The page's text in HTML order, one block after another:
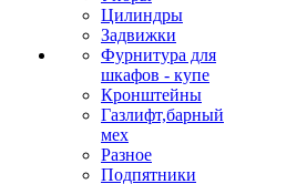
Цилиндры
Задвижки
Фурнитура для
шкафов - купе
Кронштейны
Газлифт,барный
мех
Разное
Подпятники